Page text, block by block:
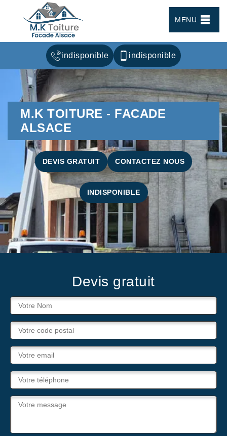
MENU
indisponible indisponible
M.K TOITURE - FACADE
ALSACE
DEVIS GRATUIT CONTACTEZ NOUS
INDISPONIBLE
Devis gratuit